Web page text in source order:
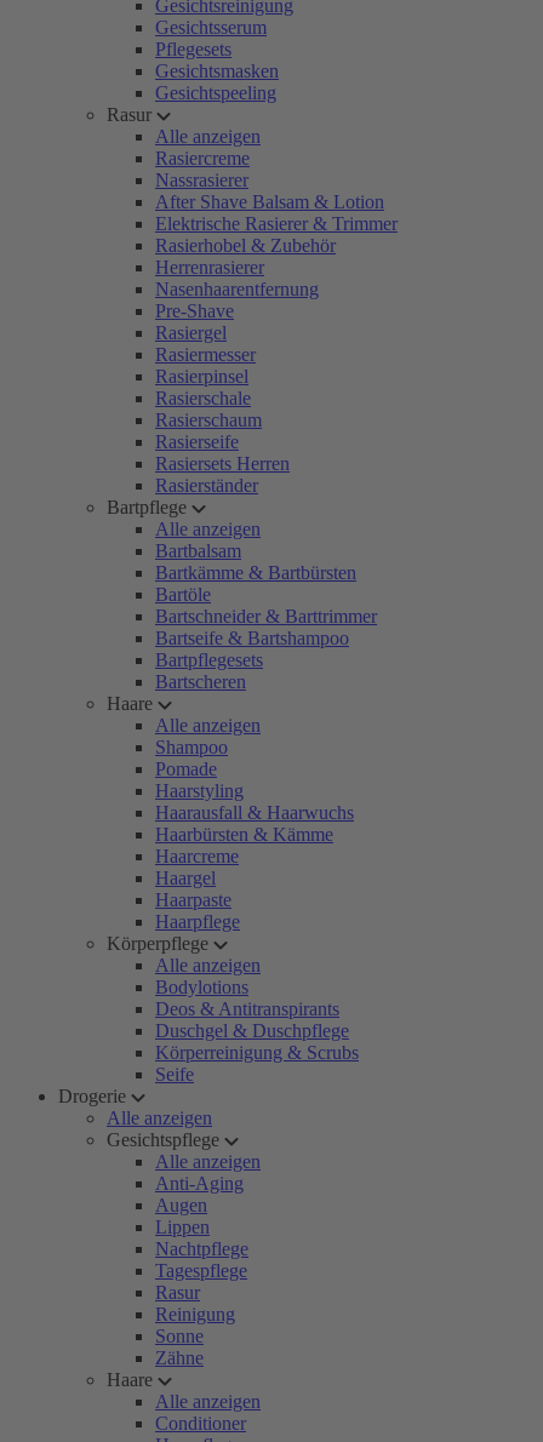
Gesichtsreinigung
Gesichtsserum
Pflegesets
Gesichtsmasken
Gesichtspeeling
Rasur
Alle anzeigen
Rasiercreme
Nassrasierer
After Shave Balsam & Lotion
Elektrische Rasierer & Trimmer
Rasierhobel & Zubehör
Herrenrasierer
Nasenhaarentfernung
Pre-Shave
Rasiergel
Rasiermesser
Rasierpinsel
Rasierschale
Rasierschaum
Rasierseife
Rasiersets Herren
Rasierständer
Bartpflege
Alle anzeigen
Bartbalsam
Bartkämme & Bartbürsten
Bartöle
Bartschneider & Barttrimmer
Bartseife & Bartshampoo
Bartpflegesets
Bartscheren
Haare
Alle anzeigen
Shampoo
Pomade
Haarstyling
Haarausfall & Haarwuchs
Haarbürsten & Kämme
Haarcreme
Haargel
Haarpaste
Haarpflege
Körperpflege
Alle anzeigen
Bodylotions
Deos & Antitranspirants
Duschgel & Duschpflege
Körperreinigung & Scrubs
Seife
Drogerie
Alle anzeigen
Gesichtspflege
Alle anzeigen
Anti-Aging
Augen
Lippen
Nachtpflege
Tagespflege
Rasur
Reinigung
Sonne
Zähne
Haare
Alle anzeigen
Conditioner